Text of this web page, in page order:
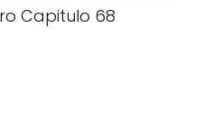
Capitulo 68